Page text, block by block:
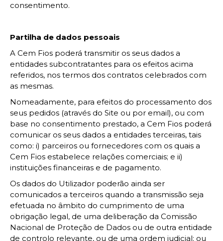
consentimento.
Partilha de dados pessoais
A Cem Fios poderá transmitir os seus dados a
entidades subcontratantes para os efeitos acima
referidos, nos termos dos contratos celebrados com
as mesmas.
Nomeadamente, para efeitos do processamento dos
seus pedidos (através do Site ou por email), ou com
base no consentimento prestado, a Cem Fios poderá
comunicar os seus dados a entidades terceiras, tais
como: i) parceiros ou fornecedores com os quais a
Cem Fios estabelece relações comerciais; e ii)
instituições financeiras e de pagamento.
Os dados do Utilizador poderão ainda ser
comunicados a terceiros quando a transmissão seja
efetuada no âmbito do cumprimento de uma
obrigação legal, de uma deliberação da Comissão
Nacional de Proteção de Dados ou de outra entidade
de controlo relevante, ou de uma ordem judicial; ou